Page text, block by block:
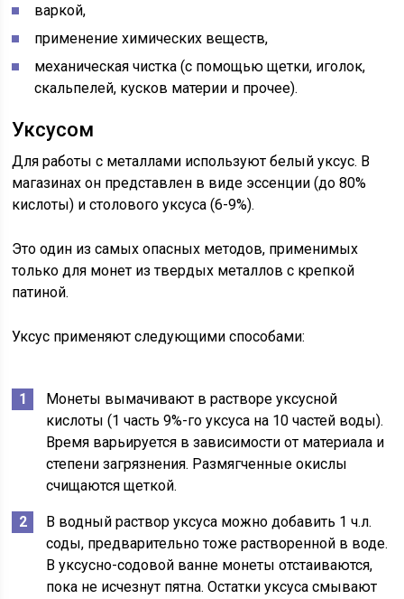
варкой,
применение химических веществ,
механическая чистка (с помощью щетки, иголок,
скальпелей, кусков материи и прочее).
Уксусом
Для работы с металлами используют белый уксус. В
магазинах он представлен в виде эссенции (до 80%
кислоты) и столового уксуса (6-9%).
Это один из самых опасных методов, применимых
только для монет из твердых металлов с крепкой
патиной.
Уксус применяют следующими способами:
Монеты вымачивают в растворе уксусной
кислоты (1 часть 9%-го уксуса на 10 частей воды).
Время варьируется в зависимости от материала и
степени загрязнения. Размягченные окислы
счищаются щеткой.
В водный раствор уксуса можно добавить 1 ч.л.
соды, предварительно тоже растворенной в воде.
В уксусно-содовой ванне монеты отстаиваются,
пока не исчезнут пятна. Остатки уксуса смывают